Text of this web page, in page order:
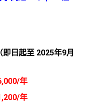
（即日起至 2025年9月
年
年